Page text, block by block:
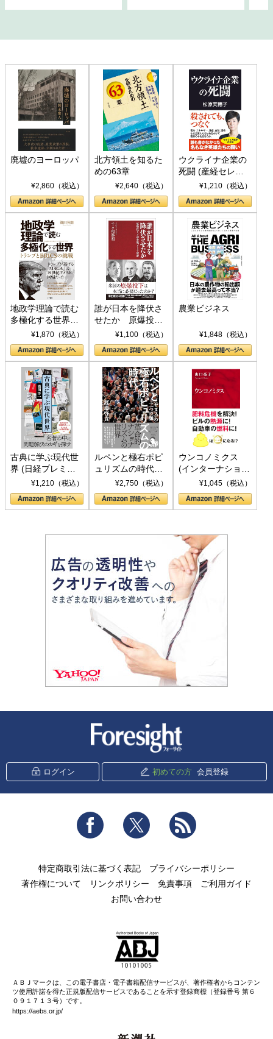
廃墟のヨーロッパ
¥2,860（税込）
北方領土を知るた
めの63章
¥2,640（税込）
ウクライナ企業の
死闘 (産経セレク
ト S 039)¥1,210（税込）
地政学理論で読む
多極化する世界：
トランプとBRICS
の挑戦
¥1,870（税込）
誰が日本を降伏さ
せたか 原爆投
下、ソ連参戦、そ
して聖断 (PHP新
書)
¥1,100（税込）
農業ビジネス
¥1,848（税込）
古典に学ぶ現代世
界 (日経プレミア
シリーズ)¥1,210（税込）
ルペンと極右ポピ
ュリズムの時代：
〈ヤヌス〉の二つ
の顔
¥2,750（税込）
ウンコノミクス
(インターナショナ
ル新書)¥1,045（税込）
ログイン 初めての方 会員登録
Facebook Twitter
特定商取引法に基づく表記
プライバシーポリシー
著作権について
リンクポリシー 免責事項
ご利用ガイド
お問い合わせ
ＡＢＪマークは、この電子書店・電子書籍配信サービスが、著作権者からコンテン
ツ使用許諾を得た正規版配信サービスであることを示す登録商標（登録番号 第６
０９１７１３号）です。
https://aebs.or.jp/